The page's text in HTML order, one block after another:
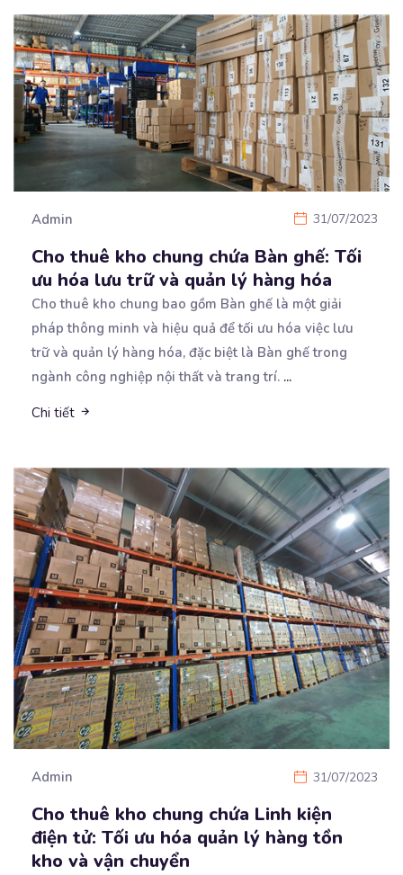
Admin 31/07/2023
Cho thuê kho chung chứa Bàn ghế: Tối
ưu hóa lưu trữ và quản lý hàng hóa
Cho thuê kho chung bao gồm Bàn ghế là một giải
pháp thông minh và hiệu quả để tối ưu hóa việc lưu
trữ và quản lý hàng hóa, đặc biệt là Bàn ghế trong
ngành công nghiệp nội thất và trang trí. ...
Chi tiết
Admin 31/07/2023
Cho thuê kho chung chứa Linh kiện
điện tử: Tối ưu hóa quản lý hàng tồn
kho và vận chuyển